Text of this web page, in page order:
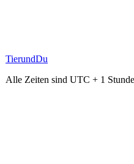
TierundDu
Alle Zeiten sind UTC + 1